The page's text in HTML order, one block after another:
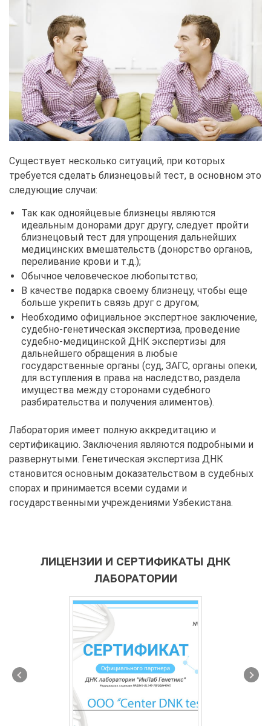
Существует несколько ситуаций, при которых
требуется сделать близнецовый тест, в основном это
следующие случаи:
Так как однояйцевые близнецы являются
идеальным донорами друг другу, следует пройти
близнецовый тест для упрощения дальнейших
медицинских вмешательств (донорство органов,
переливание крови и т.д.);
Обычное человеческое любопытство;
В качестве подарка своему близнецу, чтобы еще
больше укрепить связь друг с другом;
Необходимо официальное экспертное заключение,
судебно-генетическая экспертиза, проведение
судебно-медицинской ДНК экспертизы для
дальнейшего обращения в любые
государственные органы (суд, ЗАГС, органы опеки,
для вступления в права на наследство, раздела
имущества между сторонами судебного
разбирательства и получения алиментов).
Лаборатория имеет полную аккредитацию и
сертификацию. Заключения являются подробными и
развернутыми. Генетическая экспертиза ДНК
становится основным доказательством в судебных
спорах и принимается всеми судами и
государственными учреждениями Узбекистана.
ЛИЦЕНЗИИ И СЕРТИФИКАТЫ ДНК
ЛАБОРАТОРИИ